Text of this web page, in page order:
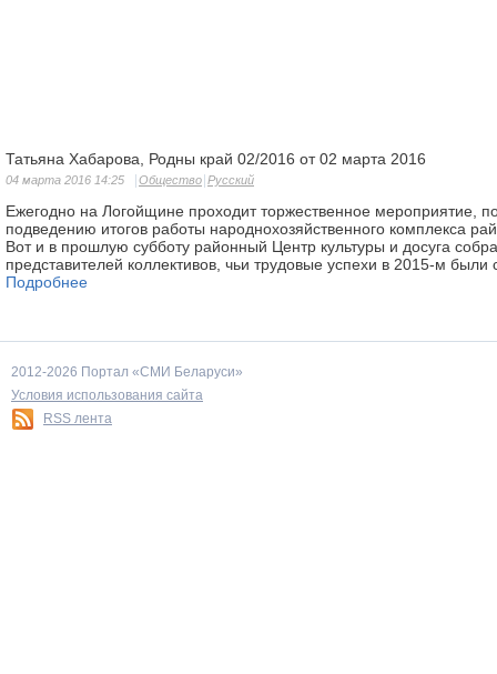
Татьяна Хабарова, Родны край 02/2016 от 02 марта 2016
04 марта 2016 14:25 Общество Русский
Ежегодно на Логойщине проходит торжественное мероприятие,
подведению итогов работы народнохозяйственного комплекса
Вот и в прошлую субботу районный Центр культуры и досуга
представителей коллективов, чьи трудовые успехи в 2015-м
Подробнее
2012-2026 Портал «СМИ Беларуси»
Условия использования сайта
RSS лента